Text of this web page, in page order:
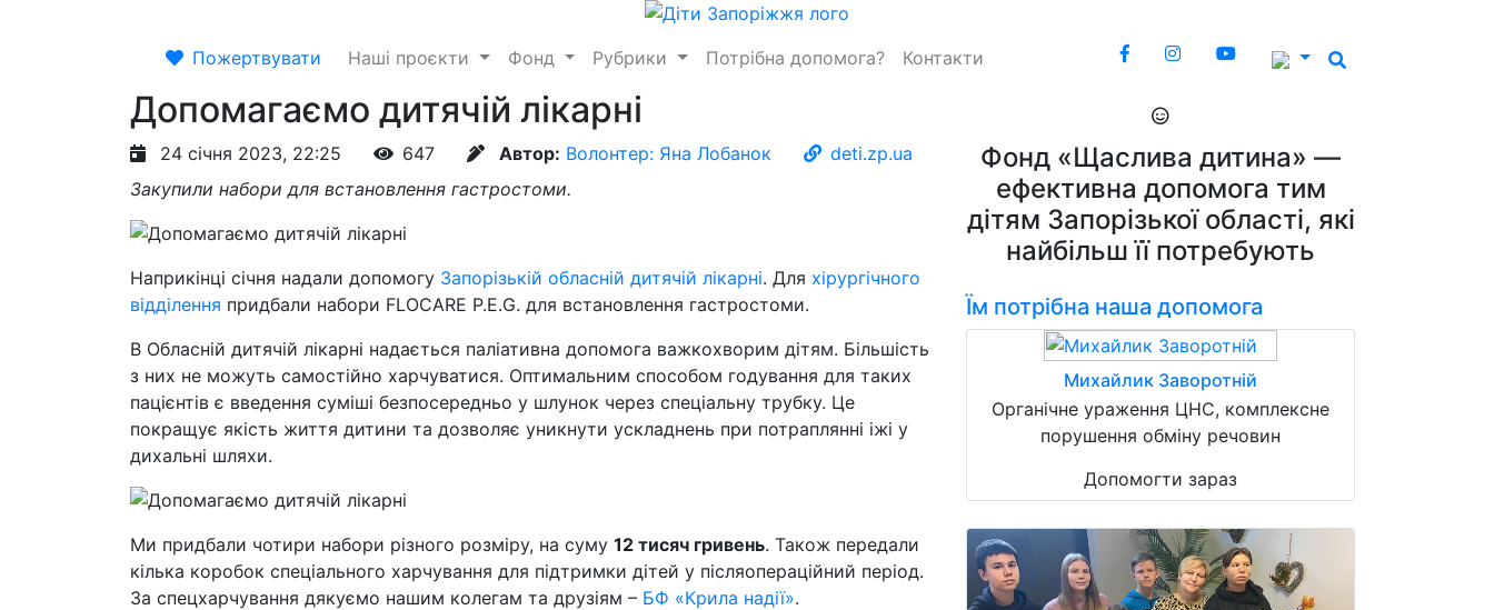
Пожертвувати Наші проєкти Фонд Рубрики Потрібна допомога? Контакти
Допомагаємо дитячій лікарні
24 січня 2023, 22:25 647 Автор: Волонтер: Яна Лобанок
deti.zp.ua
Закупили набори для встановлення гастростоми.
Наприкінці січня надали допомогу Запорізькій обласній дитячій лікарні. Для хірургічного
відділення придбали набори FLOCARE P.E.G. для встановлення гастростоми.
В Обласній дитячій лікарні надається паліативна допомога важкохворим дітям. Більшість
з них не можуть самостійно харчуватися. Оптимальним способом годування для таких
пацієнтів є введення суміші безпосередньо у шлунок через спеціальну трубку. Це
покращує якість життя дитини та дозволяє уникнути ускладнень при потраплянні іжі у
дихальні шляхи.
Ми придбали чотири набори різного розміру, на суму 12 тисяч гривень. Також передали
кілька коробок спеціального харчування для підтримки дітей у післяопераційний період.
За спецхарчування дякуємо нашим колегам та друзіям – БФ «Крила надії».
Фонд «Щаслива дитина» —
ефективна допомога тим
дітям Запорізької області, які
найбільш її потребують
Їм потрібна наша допомога
Михайлик Заворотній
Органічне ураження ЦНС, комплексне
порушення обміну речовин
Допомогти зараз